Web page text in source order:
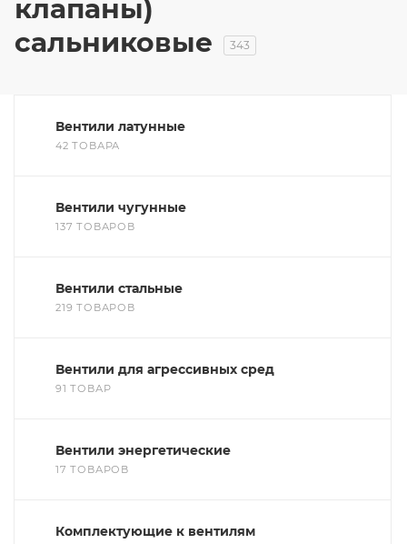
клапаны)
сальниковые
343
Вентили латунные
42 ТОВАРА
Вентили чугунные
137 ТОВАРОВ
Вентили стальные
219 ТОВАРОВ
Вентили для агрессивных сред
91 ТОВАР
Вентили энергетические
17 ТОВАРОВ
Комплектующие к вентилям